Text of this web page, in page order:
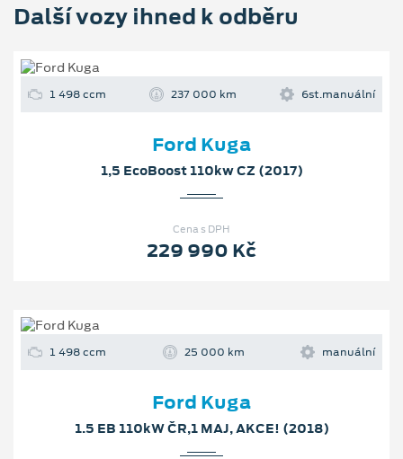
Další vozy ihned k odběru
1 498 ccm 237 000 km 6st.manuální
Ford Kuga
1,5 EcoBoost 110kw CZ (2017)
Cena s DPH
229 990 Kč
1 498 ccm 25 000 km manuální
Ford Kuga
1.5 EB 110kW ČR,1 MAJ, AKCE! (2018)